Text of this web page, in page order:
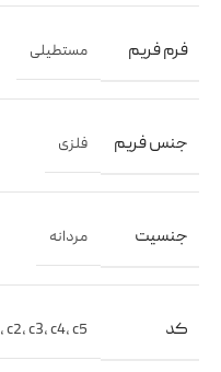
فرم فریم مستطیلی
جنس فریم فلزی
جنسیت مردانه
کد ,c2,c3,c4,c5